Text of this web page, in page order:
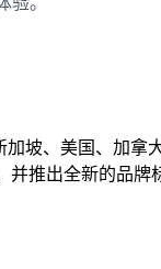
坡、美国、加拿
推出全新的品牌